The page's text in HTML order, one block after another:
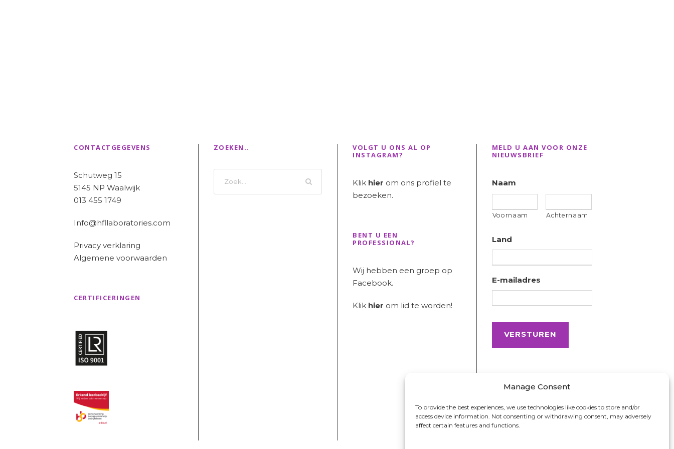
Manage Consent
To provide the best experiences, we use technologies like cookies to store and/or
access device information. Not consenting or withdrawing consent, may adversely
affect certain features and functions.
CONTACTGEGEVENS
Schutweg 15
5145 NP Waalwijk
013 455 1749
Info@hfllaboratories.com
Privacy verklaring
Algemene voorwaarden
CERTIFICERINGEN
ZOEKEN..
VOLGT U ONS AL OP
INSTAGRAM?
Klik hier om ons profiel te
bezoeken.
BENT U EEN
PROFESSIONAL?
Wij hebben een groep op
Facebook.
Klik hier om lid te worden!
MELD U AAN VOOR ONZE
NIEUWSBRIEF
Naam
Voornaam Achternaam
Land
E-mailadres